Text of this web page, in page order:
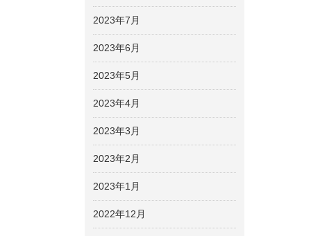
2023年7月
2023年6月
2023年5月
2023年4月
2023年3月
2023年2月
2023年1月
2022年12月